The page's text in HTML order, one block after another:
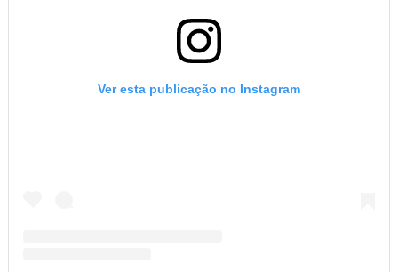
Ver esta publicação no Instagram